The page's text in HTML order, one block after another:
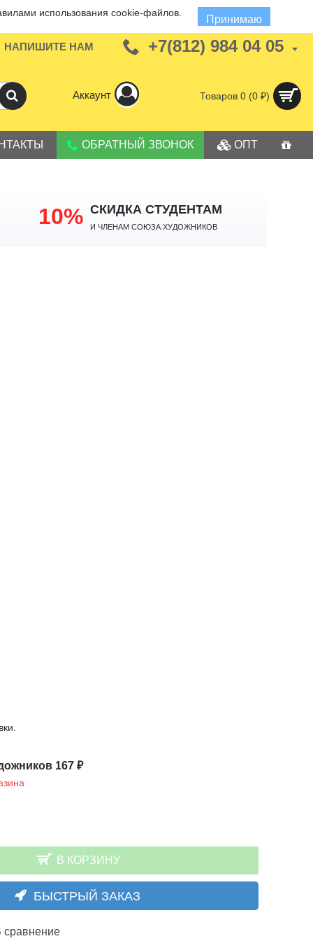
использования cookie-файлов.
Принимаю
НАПИШИТЕ НАМ +7(812) 984 04 05
Аккаунт Товаров 0 (0 ₽)
ОБРАТНЫЙ ЗВОНОК ОПТ
10% СКИДКА СТУДЕНТАМ
И членам Союза Художников
167 ₽
В КОРЗИНУ
БЫСТРЫЙ ЗАКАЗ
сравнение